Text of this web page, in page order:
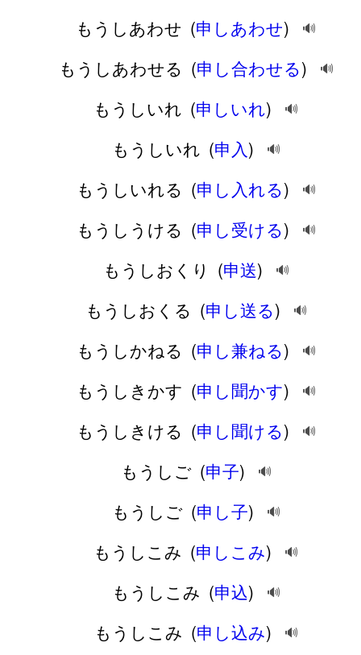
もうしあわせ (申しあわせ) 🔊
もうしあわせる (申し合わせる) 🔊
もうしいれ (申しいれ) 🔊
もうしいれ (申入) 🔊
もうしいれる (申し入れる) 🔊
もうしうける (申し受ける) 🔊
もうしおくり (申送) 🔊
もうしおくる (申し送る) 🔊
もうしかねる (申し兼ねる) 🔊
もうしきかす (申し聞かす) 🔊
もうしきける (申し聞ける) 🔊
もうしご (申子) 🔊
もうしご (申し子) 🔊
もうしこみ (申しこみ) 🔊
もうしこみ (申込) 🔊
もうしこみ (申し込み) 🔊